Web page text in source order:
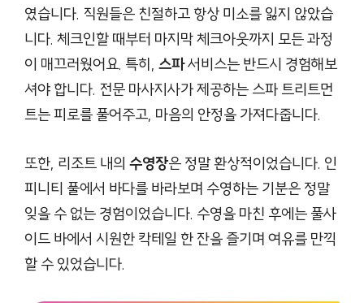
였습니다. 직원들은 친절하고 항상 미소를 잃지 않았습
니다. 체크인할 때부터 마지막 체크아웃까지 모든 과정
이 매끄러웠어요. 특히, 스파서비스는 반드시 경험해보
셔야 합니다. 전문 마사지사가 제공하는 스파 트리트먼
트는 피로를 풀어주고, 마음의 안정을 가져다줍니다.
또한, 리조트 내의 수영장은 정말 환상적이었습니다. 인
피니티 풀에서 바다를 바라보며 수영하는 기분은 정말
잊을 수 없는 경험이었습니다. 수영을 마친 후에는 풀사
이드 바에서 시원한 칵테일 한 잔을 즐기며 여유를 만끽
할 수 있었습니다.